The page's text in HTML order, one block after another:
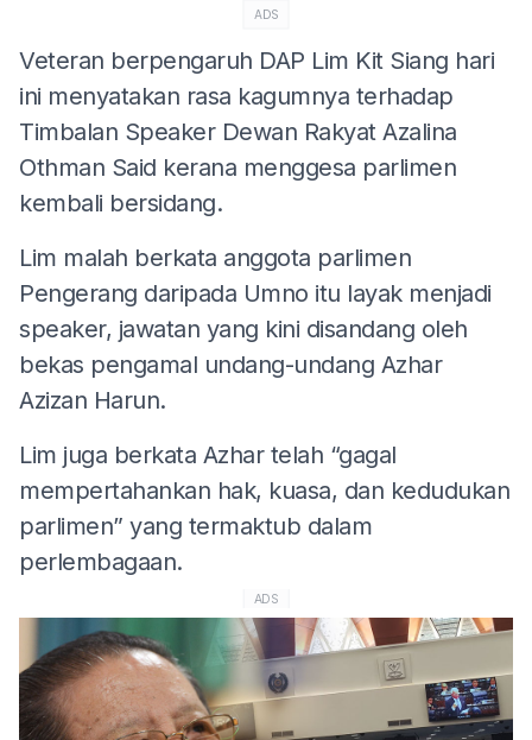
ADS
Veteran berpengaruh DAP Lim Kit Siang hari
ini menyatakan rasa kagumnya terhadap
Timbalan Speaker Dewan Rakyat Azalina
Othman Said kerana menggesa parlimen
kembali bersidang.
Lim malah berkata anggota parlimen
Pengerang daripada Umno itu layak menjadi
speaker, jawatan yang kini disandang oleh
bekas pengamal undang-undang Azhar
Azizan Harun.
Lim juga berkata Azhar telah “gagal
mempertahankan hak, kuasa, dan kedudukan
parlimen” yang termaktub dalam
perlembagaan.
ADS